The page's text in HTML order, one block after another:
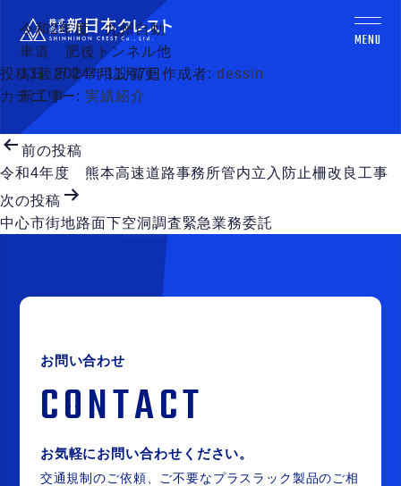
MENU
トップ
Top
会社概要
Company
事業内容
Business
お問い合わせ
令和2年度 九州自動
車道 肥後トンネル他
13箇所非常用設備更
新工事
投稿日: 2024年11月7日作成者:dessin
カテゴリー: 実績紹介
投
稿
ビ
ゲ
前の投稿
令和4年度 熊本高速道路事務所管内立入防止柵改良工事
次の投稿
中心市街地路面下空洞調査緊急業務委託
お問い合わせ
CONTACT
お気軽にお問い合わせください。
交通規制のご依頼、ご不要なプラスラック製品のご相